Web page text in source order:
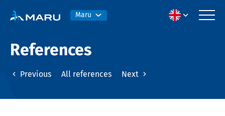
Maru
References
Previous All references Next